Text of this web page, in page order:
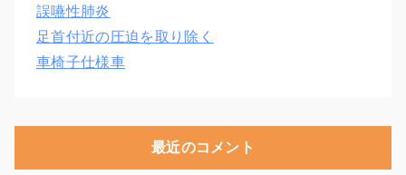
誤嚥性肺炎
足首付近の圧迫を取り除く
車椅子仕様車
最近のコメント